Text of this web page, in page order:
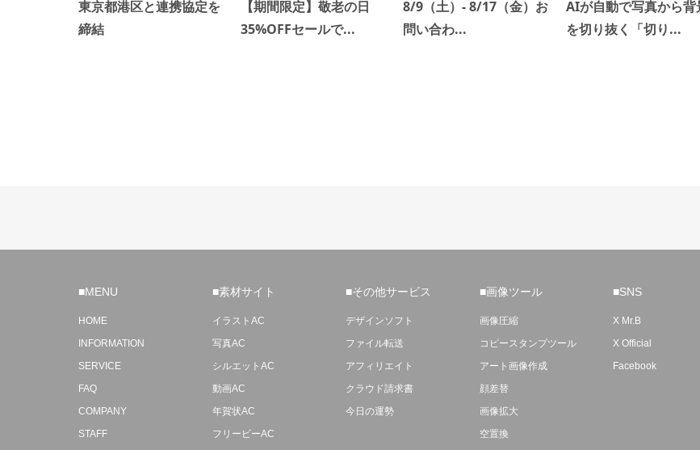
東京都港区と連携協定を
締結
【期間限定】敬老の日
35%OFFセールで...
8/9（土）- 8/17（金）お
問い合わ...
AIが自動で写真から背
を切り抜く「切り...
■MENU
HOME
INFORMATION
SERVICE
FAQ
COMPANY
STAFF
■素材サイト
イラストAC
写真AC
シルエットAC
動画AC
年賀状AC
フリービーAC
■その他サービス
デザインソフト
ファイル転送
アフィリエイト
クラウド請求書
今日の運勢
■画像ツール
画像圧縮
コピースタンプツール
アート画像作成
顔差替
画像拡大
空置換
■SNS
X Mr.B
X Official
Facebook